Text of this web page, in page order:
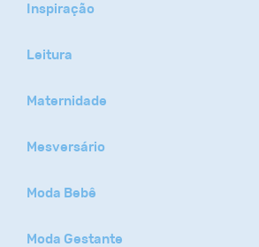
Inspiração
Leitura
Maternidade
Mesversário
Moda Bebê
Moda Gestante